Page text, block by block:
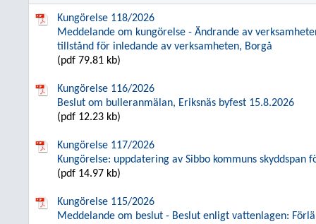
Kungörelse 118/2026
Meddelande om kungörelse - Ändrande av
tillstånd för inledande av verksamheten, Borgå
(pdf 79.81 kb)
Kungörelse 116/2026
Beslut om bulleranmälan, Eriksnäs byfest 15.8.2026
(pdf 12.23 kb)
Kungörelse 117/2026
Kungörelse: uppdatering av Sibbo kommuns skyddspan
(pdf 14.97 kb)
Kungörelse 115/2026
Meddelande om beslut - Beslut enligt vattenlagen: